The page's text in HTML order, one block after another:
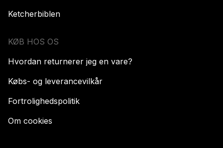
Ketcherbiblen
KØB HOS OS
Hvordan returnerer jeg en vare?
Købs- og leverancevilkår
Fortrolighedspolitik
Om cookies